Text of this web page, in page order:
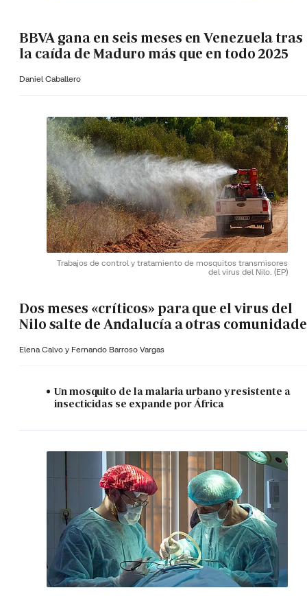
BBVA gana en seis meses en Venezuela tras
la caída de Maduro más que en todo 2025
Daniel Caballero
Trabajos de control y tratamiento de mosquitos transmisores
del virus del Nilo. (EP)
Dos meses «críticos» para que el virus del
Nilo salte de Andalucía a otras
Elena Calvo y Fernando Barroso Vargas
Un mosquito de la malaria urbano y resistente a
insecticidas se expande por África